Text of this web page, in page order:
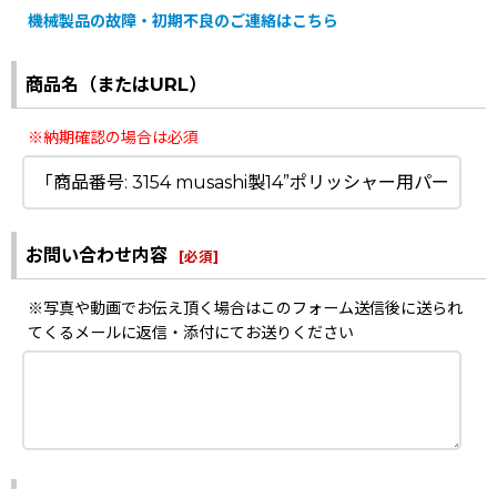
機械製品の故障・初期不良のご連絡はこちら
商品名（またはURL）
※納期確認の場合は必須
お問い合わせ内容 [必須]
※写真や動画でお伝え頂く場合はこのフォーム送信後に送られ
てくるメールに返信・添付にてお送りください